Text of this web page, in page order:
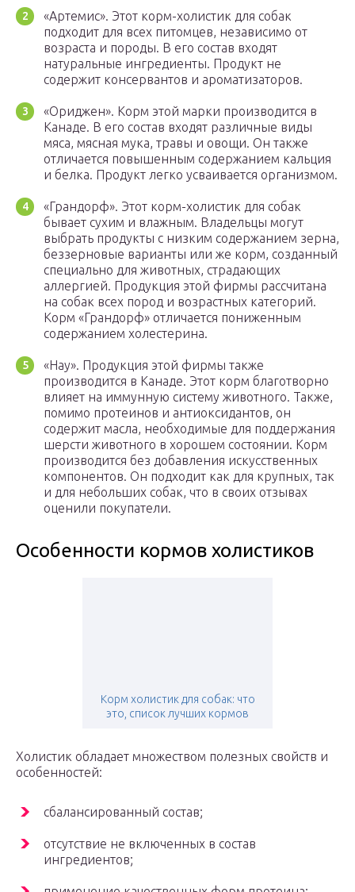
«Артемис». Этот корм-холистик для собак
подходит для всех питомцев, независимо от
возраста и породы. В его состав входят
натуральные ингредиенты. Продукт не
содержит консервантов и ароматизаторов.
«Ориджен». Корм этой марки производится в
Канаде. В его состав входят различные виды
мяса, мясная мука, травы и овощи. Он также
отличается повышенным содержанием кальция
и белка. Продукт легко усваивается организмом.
«Грандорф». Этот корм-холистик для собак
бывает сухим и влажным. Владельцы могут
выбрать продукты с низким содержанием зерна,
беззерновые варианты или же корм, созданный
специально для животных, страдающих
аллергией. Продукция этой фирмы рассчитана
на собак всех пород и возрастных категорий.
Корм «Грандорф» отличается пониженным
содержанием холестерина.
«Нау». Продукция этой фирмы также
производится в Канаде. Этот корм благотворно
влияет на иммунную систему животного. Также,
помимо протеинов и антиоксидантов, он
содержит масла, необходимые для поддержания
шерсти животного в хорошем состоянии. Корм
производится без добавления искусственных
компонентов. Он подходит как для крупных, так
и для небольших собак, что в своих отзывах
оценили покупатели.
Особенности кормов холистиков
Корм холистик для собак: что
это, список лучших кормов
Холистик обладает множеством полезных свойств и
особенностей:
сбалансированный состав;
отсутствие не включенных в состав
ингредиентов;